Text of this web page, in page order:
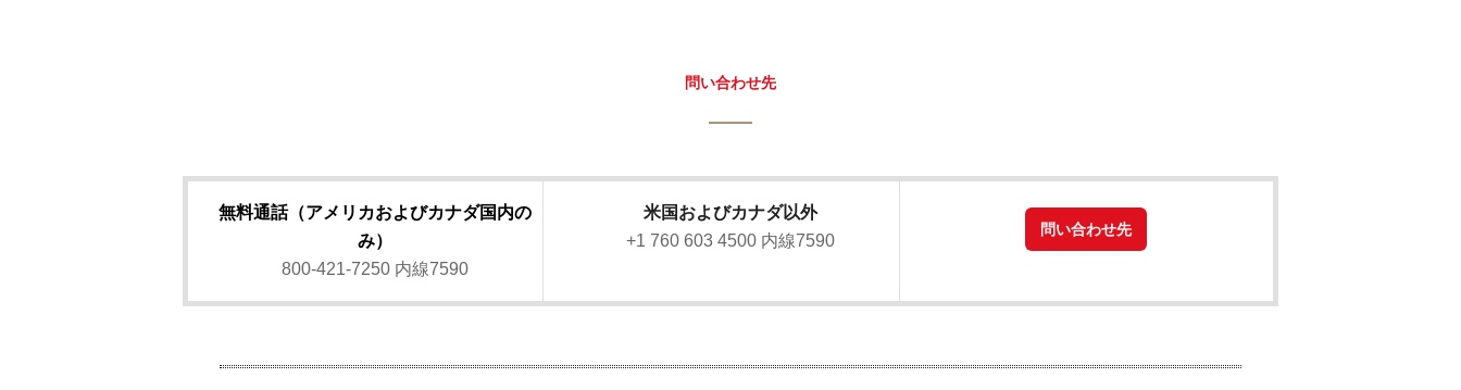
問い合わせ先
無料通話（アメリカおよびカナダ国内の
み）
800-421-7250 内線7590
米国およびカナダ以外
+1 760 603 4500 内線7590
問い合わせ先